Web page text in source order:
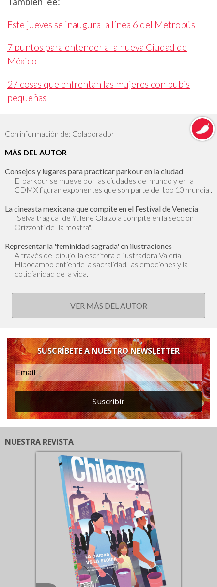
Este jueves se inaugura la línea 6 del Metrobús
7 puntos para entender a la nueva Ciudad de
México
27 cosas que enfrentan las mujeres con bubis
pequeñas
Con información de: Colaborador
MÁS DEL AUTOR
Consejos y lugares para practicar parkour en la ciudad
El parkour se mueve por las ciudades del mundo y en la
CDMX figuran exponentes que son parte del top 10 mundial.
La cineasta mexicana que compite en el Festival de Venecia
"Selva trágica" de Yulene Olaizola compite en la sección
Orizzonti de "la mostra".
Representar la 'feminidad sagrada' en ilustraciones
A través del dibujo, la escritora e ilustradora Valeria
Hipocampo entiende la sacralidad, las emociones y la
cotidianidad de la vida.
VER MÁS DEL AUTOR
SUSCRÍBETE A NUESTRO NEWSLETTER
Suscribir
NUESTRA REVISTA